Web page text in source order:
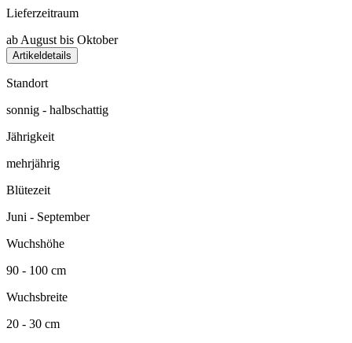
Lieferzeitraum
ab August bis Oktober
Artikeldetails
Standort
sonnig - halbschattig
Jährigkeit
mehrjährig
Blütezeit
Juni - September
Wuchshöhe
90 - 100 cm
Wuchsbreite
20 - 30 cm